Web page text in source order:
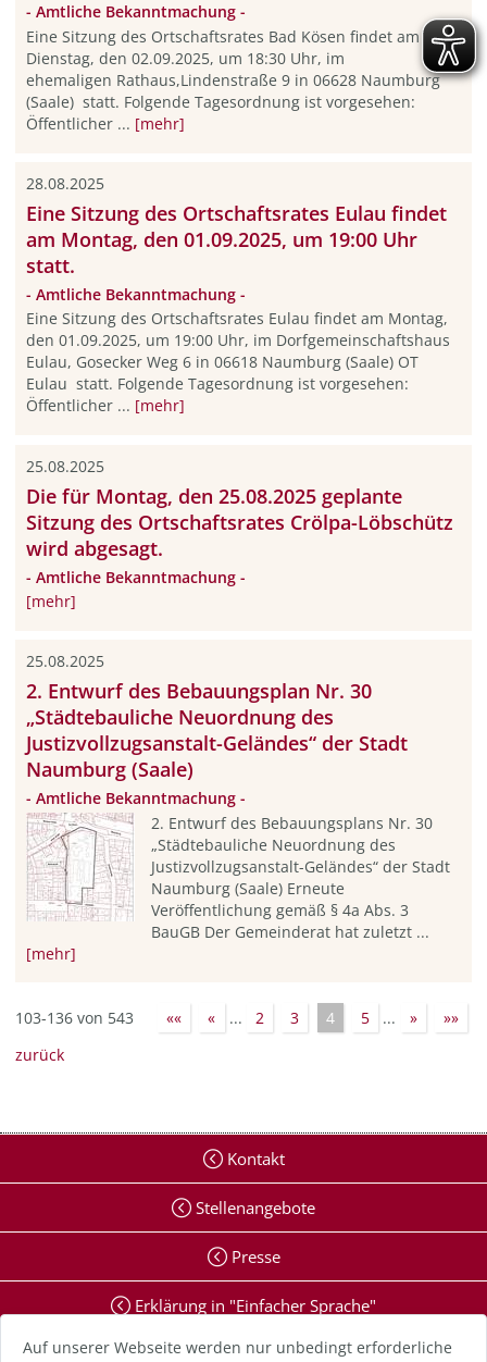
Auf unserer Webseite werden nur unbedingt erforderliche
- Amtliche Bekanntmachung -
Eine Sitzung des Ortschaftsrates Bad Kösen findet am
Dienstag, den 02.09.2025, um 18:30 Uhr, im
ehemaligen Rathaus,Lindenstraße 9 in 06628 Naumburg
(Saale) statt. Folgende Tagesordnung ist vorgesehen:
Öffentlicher ... [mehr]
28.08.2025
Eine Sitzung des Ortschaftsrates Eulau findet
am Montag, den 01.09.2025, um 19:00 Uhr
statt.
- Amtliche Bekanntmachung -
Eine Sitzung des Ortschaftsrates Eulau findet am Montag,
den 01.09.2025, um 19:00 Uhr, im Dorfgemeinschaftshaus
Eulau, Gosecker Weg 6 in 06618 Naumburg (Saale) OT
Eulau statt. Folgende Tagesordnung ist vorgesehen:
Öffentlicher ... [mehr]
25.08.2025
Die für Montag, den 25.08.2025 geplante
Sitzung des Ortschaftsrates Crölpa-Löbschütz
wird abgesagt.
- Amtliche Bekanntmachung -
[mehr]
25.08.2025
2. Entwurf des Bebauungsplan Nr. 30
„Städtebauliche Neuordnung des
Justizvollzugsanstalt-Geländes“ der Stadt
Naumburg (Saale)
- Amtliche Bekanntmachung -
2. Entwurf des Bebauungsplans Nr. 30
„Städtebauliche Neuordnung des
Justizvollzugsanstalt-Geländes“ der Stadt
Naumburg (Saale) Erneute
Veröffentlichung gemäß § 4a Abs. 3
BauGB Der Gemeinderat hat zuletzt ...
[mehr]
103-136 von 543 «« « ... 2 3 4 5 ... »
»»
zurück
Kontakt
Stellenangebote
Presse
Erklärung in "Einfacher Sprache"
Erklärung zur Barrierefreiheit